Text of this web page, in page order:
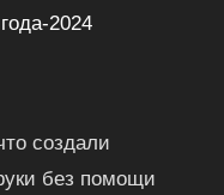
2024
создали
без помощи